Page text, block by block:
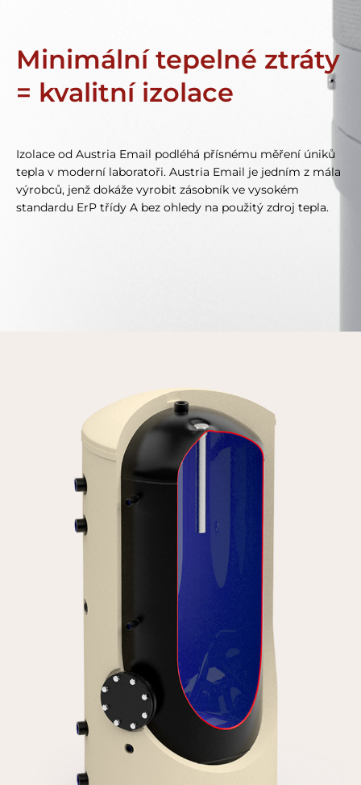
Minimální tepelné ztráty
= kvalitní izolace
Izolace od Austria Email podléhá přísnému měření úniků
tepla v moderní laboratoři. Austria Email je jedním z mála
výrobců, jenž dokáže vyrobit zásobník ve vysokém
standardu ErP třídy A bez ohledy na použitý zdroj tepla.